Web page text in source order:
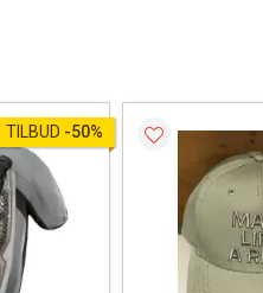
TILBUD -50%